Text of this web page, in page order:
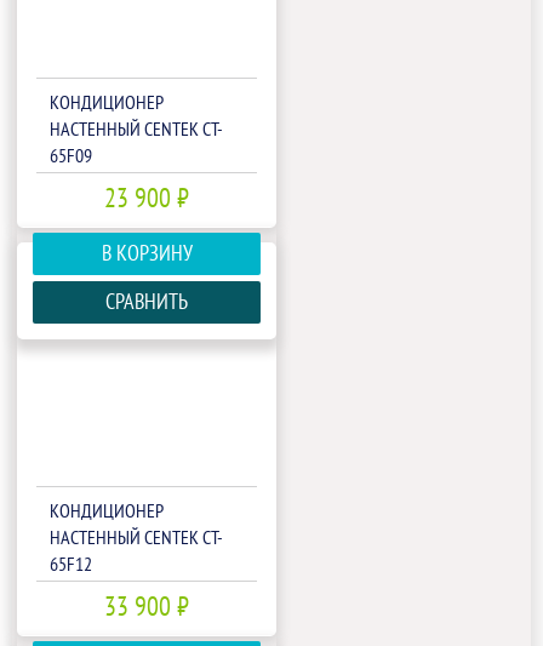
КОНДИЦИОНЕР
НАСТЕННЫЙ CENTEK CT-
65F09
23 900 ₽
В КОРЗИНУ
СРАВНИТЬ
КОНДИЦИОНЕР
НАСТЕННЫЙ CENTEK CT-
65F12
33 900 ₽